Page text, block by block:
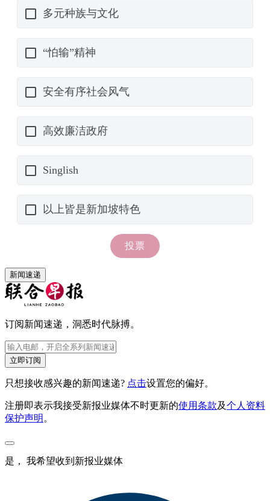
新闻速递
订阅新闻速递，洞悉时代脉搏。
立即订阅
只想接收感兴趣的新闻速递? 点击设置您的偏好。
注册即表示我接受新报业媒体不时更新的使用条款及个人资料
保护声明 。
是， 我希望收到新报业媒体